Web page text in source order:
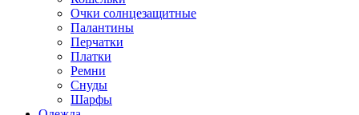
Очки солнцезащитные
Палантины
Перчатки
Платки
Ремни
Снуды
Шарфы